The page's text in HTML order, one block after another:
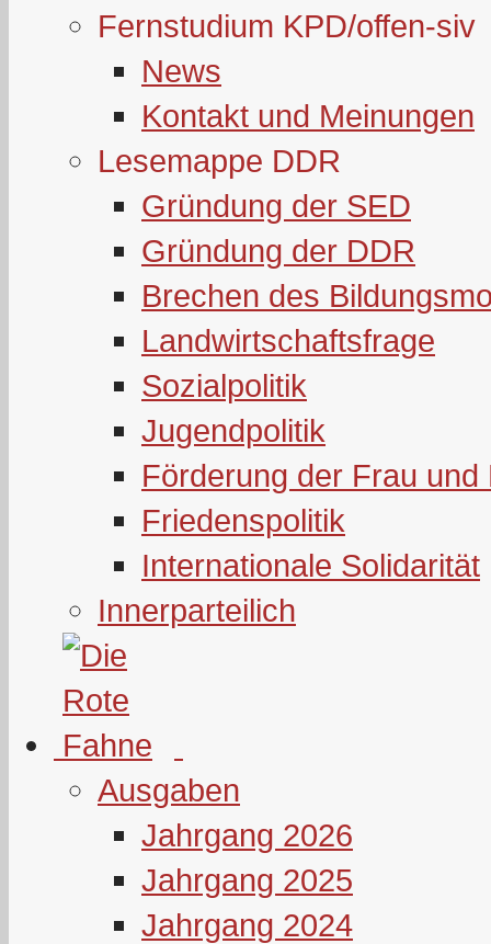
Fernstudium KPD/offen-siv
News
Kontakt und Meinungen
Lesemappe DDR
Gründung der SED
Gründung der DDR
Brechen des
Landwirtschaftsfrage
Sozialpolitik
Jugendpolitik
Förderung der Frau und
Friedenspolitik
Internationale Solidarität
Innerparteilich
Ausgaben
Jahrgang 2026
Jahrgang 2025
Jahrgang 2024